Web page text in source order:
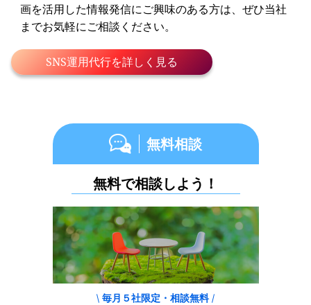
画を活用した情報発信にご興味のある方は、ぜひ当社
までお気軽にご相談ください。
SNS運用代行を詳しく見る
無料相談
無料で相談しよう！
\ 毎月５社限定・相談無料 /